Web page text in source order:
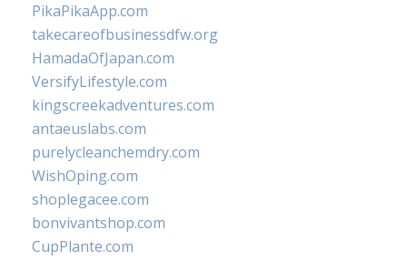
PikaPikaApp.com
takecareofbusinessdfw.org
HamadaOfJapan.com
VersifyLifestyle.com
kingscreekadventures.com
antaeuslabs.com
purelycleanchemdry.com
WishOping.com
shoplegacee.com
bonvivantshop.com
CupPlante.com